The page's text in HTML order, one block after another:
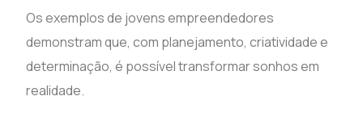
Os exemplos de jovens empreendedores
demonstram que, com planejamento, criatividade e
determinação, é possível transformar sonhos em
realidade.